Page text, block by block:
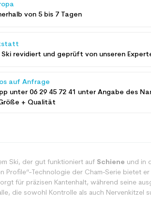
von 5 bis 7 Tagen
revidiert und geprüft von unseren
auf Anfrage
unter 06 29 45 72 41 unter Angabe des
+ Qualität
Ski, der gut funktioniert auf Schiene und in
Profile“-Technologie der Cham-Serie bietet er
für präzisen Kantenhalt, während seine
die sowohl Kontrolle als auch Nervenkitzel